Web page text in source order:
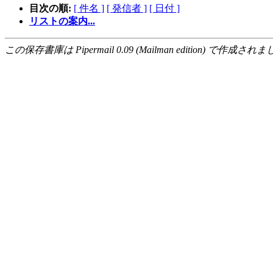
目次の順: [ 件名 ] [ 発信者 ] [ 日付 ]
リストの案内...
この保存書庫は Pipermail 0.09 (Mailman edition) で作成されま